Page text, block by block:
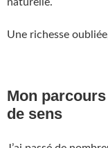
Une richesse
Mon
de sens